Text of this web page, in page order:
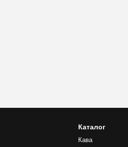
Каталог
Кава